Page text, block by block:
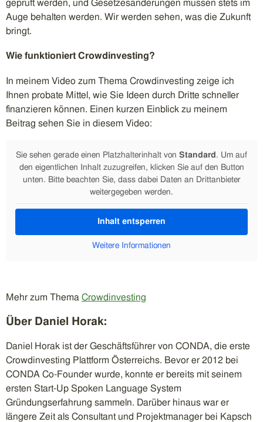
geprüft werden, und Gesetzesänderungen müssen stets im
Auge behalten werden. Wir werden sehen, was die Zukunft
bringt.
Wie funktioniert Crowdinvesting?
In meinem Video zum Thema Crowdinvesting zeige ich
Ihnen probate Mittel, wie Sie Ideen durch Dritte schneller
finanzieren können. Einen kurzen Einblick zu meinem
Beitrag sehen Sie in diesem Video:
Sie sehen gerade einen Platzhalterinhalt von Standard . Um auf
den eigentlichen Inhalt zuzugreifen, klicken Sie auf den Button
unten. Bitte beachten Sie, dass dabei Daten an Drittanbieter
weitergegeben werden.
Inhalt entsperren
Weitere Informationen
Mehr zum Thema Crowdinvesting
Über Daniel Horak:
Daniel Horak ist der Geschäftsführer von CONDA, die erste
Crowdinvesting Plattform Österreichs. Bevor er 2012 bei
CONDA Co-Founder wurde, konnte er bereits mit seinem
ersten Start-Up Spoken Language System
Gründungserfahrung sammeln. Darüber hinaus war er
längere Zeit als Consultant und Projektmanager bei Kapsch